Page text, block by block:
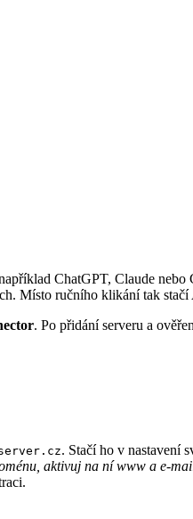
ChatGPT, Claude nebo
Místo ručního klikání tak stačí
. Po přidání serveru a
. Stačí ho v nastavení
aktivuj na ní www a e-